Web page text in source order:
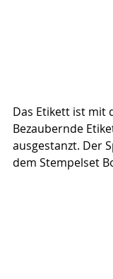
Das Etikett ist mit
Bezaubernde
ausgestanzt. Der
dem Stempelset